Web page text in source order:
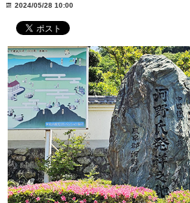
2024/05/28 10:00